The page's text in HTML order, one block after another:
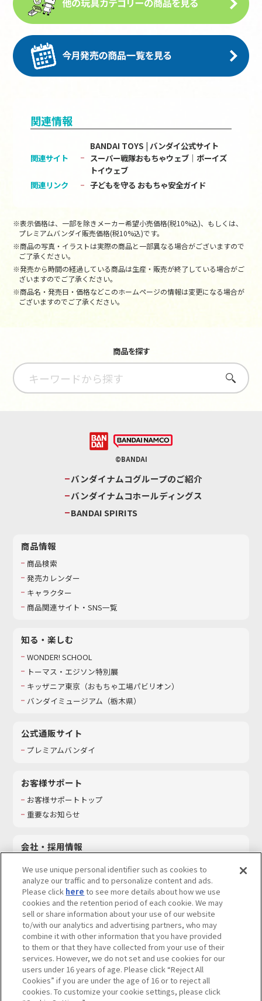
関連情報
関連サイト
BANDAI TOYS | バンダイ公式サイト
スーパー戦隊おもちゃウェブ｜ボーイズ
トイウェブ
関連リンク
子どもを守る おもちゃ安全ガイド
※表示価格は、一部を除きメーカー希望小売価格(税10%込)、もしくは、
プレミアムバンダイ販売価格(税10%込)です。
※商品の写真・イラストは実際の商品と一部異なる場合がございますので
ご了承ください。
※発売から時間の経過している商品は生産・販売が終了している場合がご
ざいますのでご了承ください。
※商品名・発売日・価格などこのホームページの情報は変更になる場合が
ございますのでご了承ください。
商品を探す
さがす
©BANDAI
バンダイナムコグループのご紹介
バンダイナムコホールディングス
BANDAI SPIRITS
商品情報
商品検索
発売カレンダー
キャラクター
商品関連サイト・SNS一覧
知る・楽しむ
WONDER! SCHOOL
トーマス・エジソン特別展
キッザニア東京（おもちゃ工場パビリオン）​
バンダイミュージアム（栃木県）
公式通販サイト
プレミアムバンダイ
お客様サポート
お客様サポートトップ
重要なお知らせ
会社・採用情報
採用情報
サステナビリティ
お問い合わせ
ウェブサイトご利用条件 ソーシャルメディアポリシー
個人情報及び特定個人情報等の取り扱いに関する保護方針
Do Not Sell or Share My Personal Information著作権・商標について
We use unique personal identifier such as cookies to
analyze our traffic and to personalize content and ads.
Please click here to see more details about how we use
cookies and the retention period of each cookie. We may
sell or share information about your use of our website
to/with our analytics and advertising partners, who may
combine it with other information that you have provided
to them or that they have collected from your use of their
services. However, we do not set and use cookies for our
users under 16 years of age. Please click “Reject All
Cookies” if you are under the age of 16 or to reject all
cookies. To customize your cookie settings, please click